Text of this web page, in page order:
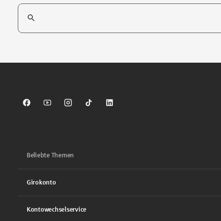
Suchfeld
Sparkasse auf Facebook
Sparkasse auf Youtube
Sparkasse auf Instagram
Sparkasse auf TikTok
Sparkasse auf LinkedIn
Beliebte Themen
Girokonto
Kontowechselservice